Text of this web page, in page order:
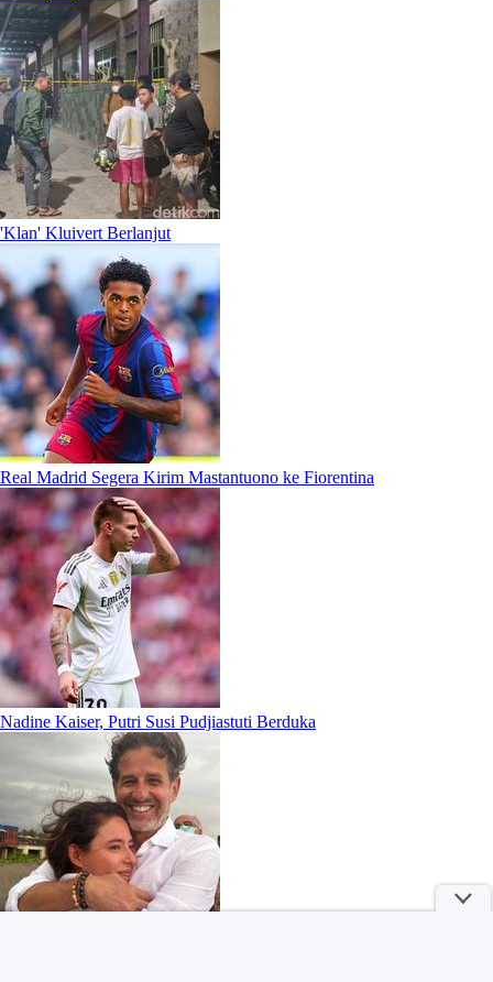
'Klan' Kluivert Berlanjut
Real Madrid Segera Kirim Mastantuono ke Fiorentina
Nadine Kaiser, Putri Susi Pudjiastuti Berduka